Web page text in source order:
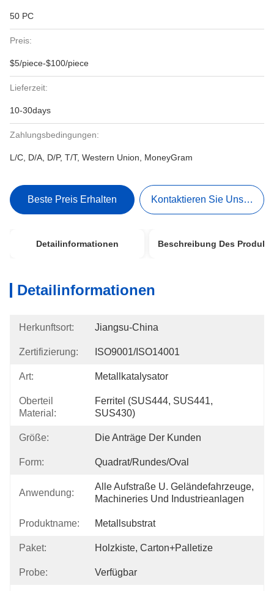
50 PC
Preis:
$5/piece-$100/piece
Lieferzeit:
10-30days
Zahlungsbedingungen:
L/C, D/A, D/P, T/T, Western Union, MoneyGram
Beste Preis Erhalten Kontaktieren Sie Uns Jetzt
Detailinformationen Beschreibung Des
Detailinformationen
Herkunftsort: Jiangsu-China
Zertifizierung: ISO9001/ISO14001
Art: Metallkatalysator
Oberteil
Material:
Ferritel (SUS444, SUS441,
SUS430)
Größe: Die Anträge Der Kunden
Form: Quadrat/rundes/Oval
Anwendung:
Alle Aufstraße U. Geländefahrzeuge,
Machineries Und Industrieanlagen
Produktname: Metallsubstrat
Paket: Holzkiste, Carton+Palletize
Probe: Verfügbar